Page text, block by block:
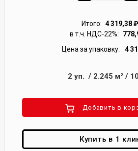
Итого: 4 319,38₽
в т.ч. НДС-22%:
Цена за упаковку:
4
2 уп. / 2.245 м²/ 10
Добавить в
Купить в 1